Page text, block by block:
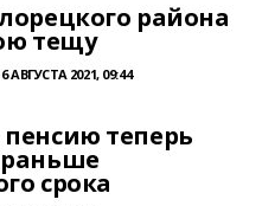
района
тещу
6 АВГУСТА 2021, 09:44
теперь
срока